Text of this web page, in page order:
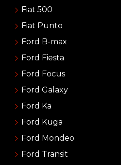
Fiat 500
Fiat Punto
Ford B-max
Ford Fiesta
Ford Focus
Ford Galaxy
Ford Ka
Ford Kuga
Ford Mondeo
Ford Transit